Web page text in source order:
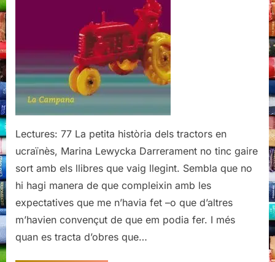
Lectures: 77 La petita història dels tractors en
ucraïnès, Marina Lewycka Darrerament no tinc gaire
sort amb els llibres que vaig llegint. Sembla que no
hi hagi manera de que compleixin amb les
expectatives que me n’havia fet –o que d’altres
m’havien convençut de que em podia fer. I més
quan es tracta d’obres que…